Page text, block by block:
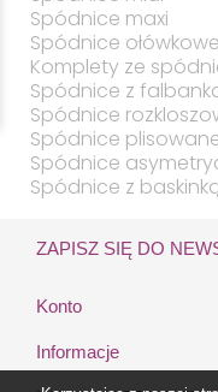
Spódnice maxi
Spódnice ołówkowe
Komplety ze
Spódnice z
Spódnice
Spódnice
Spódnice
Spódnice z
ZAPISZ SIĘ DO
Konto
Informacje